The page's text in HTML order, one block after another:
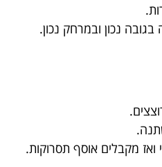
נכון ובמרחק נכון.
מקבלים אוסף תסרוקות.